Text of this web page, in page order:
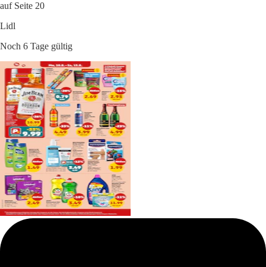
auf Seite 20
Lidl
Noch 6 Tage gültig